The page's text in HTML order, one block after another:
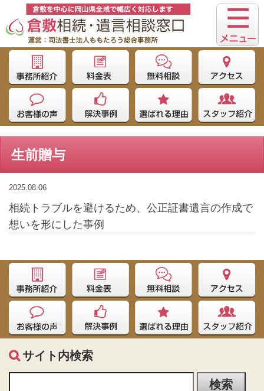
生前贈与
2025.08.06
相続トラブルを避けるため、公正証書遺言の作成で
想いを形にした事例
サイト内検索